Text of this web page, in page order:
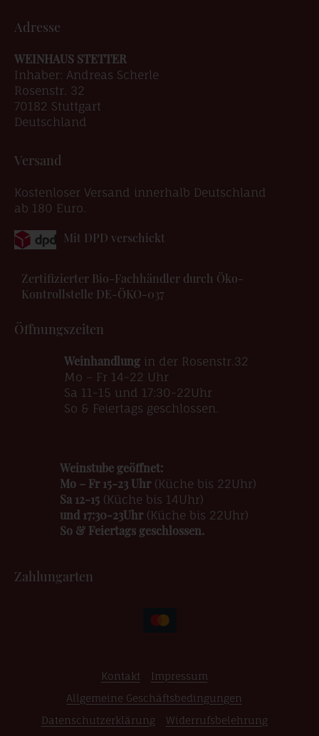
Adresse
WEINHAUS STETTER
Inhaber: Andreas Scherle
Rosenstr. 32
70182 Stuttgart
Deutschland
Versand
Kostenloser Versand innerhalb Deutschland
ab 180 Euro.
Mit DPD verschickt
Zertifizierter Bio-Fachhändler durch Öko-
Kontrollstelle DE-ÖKO-037
Öffnungszeiten
Weinhandlungin der Rosenstr.32
Mo – Fr 14-22 Uhr
Sa 11-15 und 17:30-22Uhr
So & Feiertags geschlossen.
Weinstube geöffnet:
Mo – Fr 15-23 Uhr(Küche bis 22Uhr)
Sa 12-15(Küche bis 14Uhr)
und 17:30-23Uhr(Küche bis 22Uhr)
So & Feiertags geschlossen.
Zahlungarten
Kontakt
Impressum
Allgemeine Geschäftsbedingungen
Datenschutzerklärung
Widerrufsbelehrung